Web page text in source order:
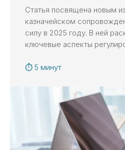
Статья посвящена новым
казначейском
силу в 2025 году. В ней
ключевые аспекты
⏱ 5 минут
Расскажем
при работе с казначейским
Согласуем перечень услуг
Сделаем бесплатный анализ
Перезвоним в течение 20 минут